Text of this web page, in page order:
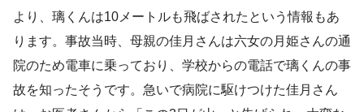
より、璃くんは10メートルも飛ばされたという情報もあ
ります。事故当時、母親の佳月さんは六女の月姫さんの通
院のため電車に乗っており、学校からの電話で璃くんの事
故を知ったそうです。急いで病院に駆けつけた佳月さん